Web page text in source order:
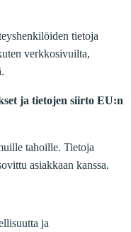
tietoja
verkkosivuilta,
ja tietojen siirto EU:n
tahoille. Tietoja
asiakkaan kanssa.
ja